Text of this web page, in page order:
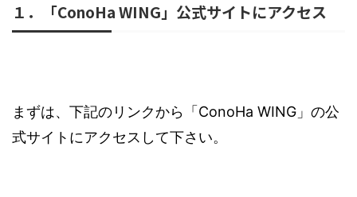
１．「ConoHa WING」公式サイトにアクセス
まずは、下記のリンクから「ConoHa WING」の公
式サイトにアクセスして下さい。